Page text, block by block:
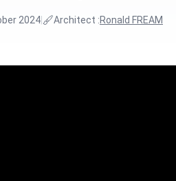
2024 Architect :Ronald FREAM